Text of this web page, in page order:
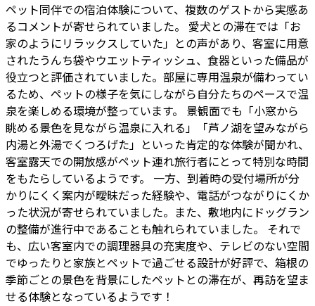
ペット同伴での宿泊体験について、複数のゲストから実感あ
るコメントが寄せられていました。 愛犬との滞在では「お
家のようにリラックスしていた」との声があり、客室に用意
されたうんち袋やウエットティッシュ、食器といった備品が
役立つと評価されていました。部屋に専用温泉が備わってい
るため、ペットの様子を気にしながら自分たちのペースで温
泉を楽しめる環境が整っています。 景観面でも「小窓から
眺める景色を見ながら温泉に入れる」「芦ノ湖を望みながら
内湯と外湯でくつろげた」といった肯定的な体験が聞かれ、
客室露天での開放感がペット連れ旅行者にとって特別な時間
をもたらしているようです。 一方、到着時の受付場所が分
かりにくく案内が曖昧だった経験や、電話がつながりにくか
った状況が寄せられていました。また、敷地内にドッグラン
の整備が進行中であることも触れられていました。 それで
も、広い客室内での調理器具の充実度や、テレビのない空間
でゆったりと家族とペットで過ごせる設計が好評で、箱根の
季節ごとの景色を背景にしたペットとの滞在が、再訪を望ま
せる体験となっているようです！